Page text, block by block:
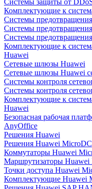
Системы защиты от
Комплектующие к
Системы
Системы
Системы
Комплектующие к
Huawei
Сетевые шлюзы Huawei
Сетевые шлюзы Huawei
Системы контроля
Системы контроля
Комплектующие к
Huawei
Безопасная рабочая
AnyOffice
Решения Huawei
Решения Huawei MicroDC
Коммутаторы Huawei
Маршрутизаторы Huawei
Точки доступа Huawei
Комплектующие Huawei